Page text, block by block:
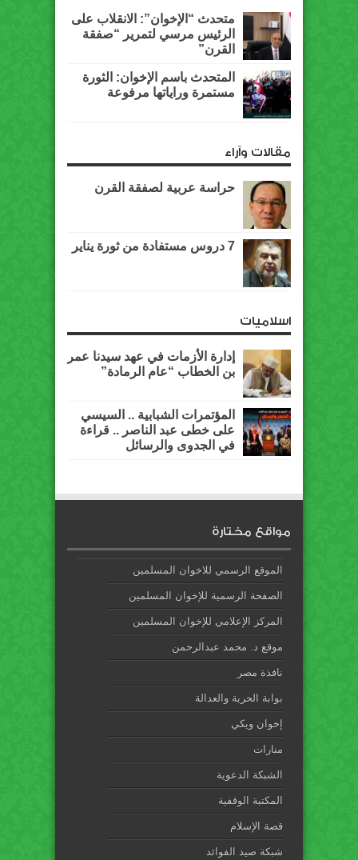
متحدث “الإخوان”: الانقلاب على
الرئيس مرسي لتمرير “صفقة
القرن”
المتحدث باسم الإخوان: الثورة
مستمرة وراياتها مرفوعة
مقالات وآراء
حراسة عربية لصفقة القرن
7 دروس مستفادة من ثورة يناير
اسلاميات
إدارة الأزمات في عهد سيدنا عمر
بن الخطاب “عام الرمادة”
المؤتمرات الشبابية .. السيسي
على خطى عبد الناصر .. قراءة
في الجدوى والرسائل
مواقع مختارة
الموقع الرسمي للاخوان المسلمين
الصفحة الرسمية للإخوان المسلمين
المركز الإعلامي للإخوان المسلمين
موقع د. محمد عبدالرحمن
نافذة مصر
بوابة الحرية والعدالة
إخوان ويكي
منارات
الشبكة الدعوية
المكتبة الوقفية
قصة الإسلام
شبكة صيد الفوائد